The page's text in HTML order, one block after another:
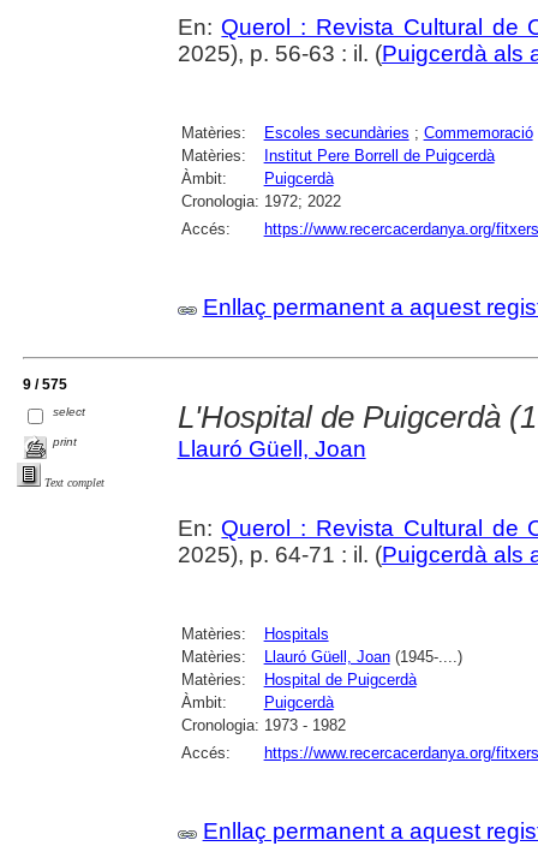
En: Querol : Revista Cultural de
2025), p. 56-63 : il. (Puigcerdà als
Matèries: Escoles secundàries ; Commemoració
Matèries:
Institut Pere Borrell de Puigcerdà
Àmbit:
Puigcerdà
Cronologia: 1972; 2022
Accés:
https://www.recercacerdanya.org/
Enllaç permanent a aquest
9 / 575
select
print
Text complet
L'Hospital de Puigcerdà
Llauró Güell, Joan
En: Querol : Revista Cultural de
2025), p. 64-71 : il. (Puigcerdà als
Matèries:
Hospitals
Matèries:
Llauró Güell, Joan(1945-....)
Matèries:
Hospital de Puigcerdà
Àmbit:
Puigcerdà
Cronologia: 1973 - 1982
Accés:
https://www.recercacerdanya.org/
Enllaç permanent a aquest